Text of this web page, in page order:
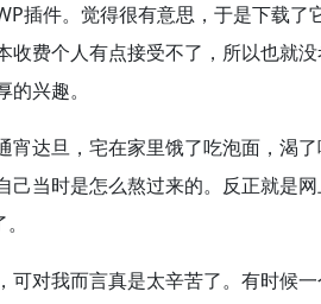
插件。觉得很有意思，于是下载了
收费个人有点接受不了，所以也就
兴趣。
宵达旦，宅在家里饿了吃泡面，渴
己当时是怎么熬过来的。反正就是
可对我而言真是太辛苦了。有时候